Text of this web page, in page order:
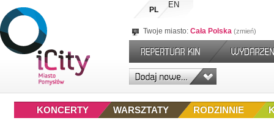
PL
EN
Twoje miasto: Cała Polska zmień
RODZINNIE
WARSZTATY
KONCERTY